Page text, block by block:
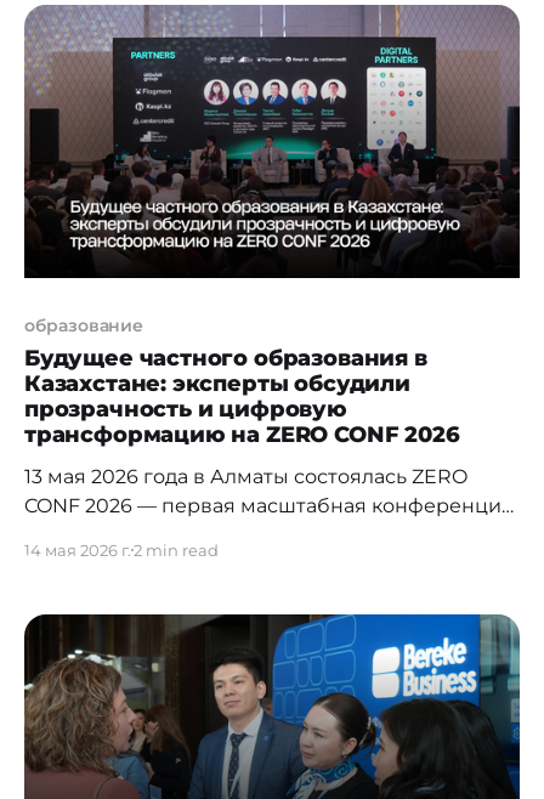
Согласно отчету Gartner «Predicts 2026: AI's
Impact on the Future of Workforce», стихийное
использование ИИ без жесткой архитектуры
контроля приводит к экспоненциальному росту
технического долга. Затраты
образование
Будущее частного образования в
Казахстане: эксперты обсудили
прозрачность и цифровую
трансформацию на ZERO CONF 2026
13 мая 2026 года в Алматы состоялась ZERO
CONF 2026 — первая масштабная конференция,
управленческой реальности в сфере частного
запрос рынка о создании прозрачных,
устойчивых и технологичных образовательных
систем. Социальная значимость: образование
как устойчивая система Сегодня частное
образование в Казахстане перестало быть
14 мая 2026 г.2 min read